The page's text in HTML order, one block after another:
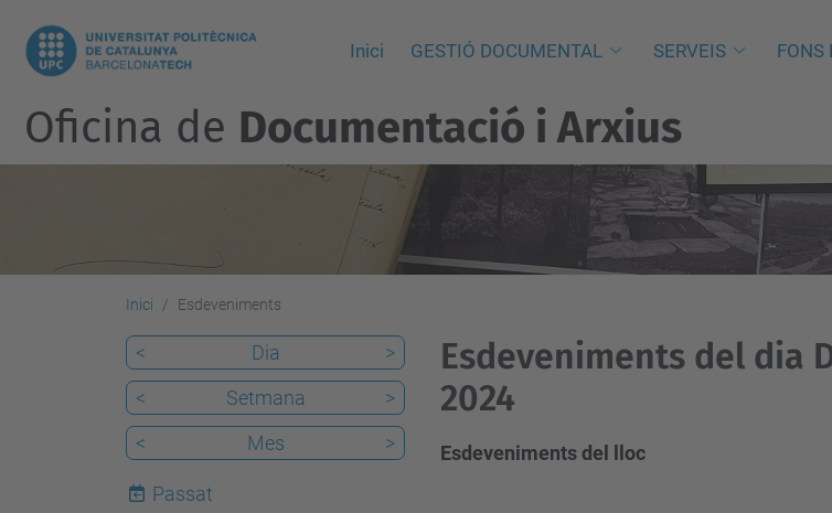
Inici GESTIÓ DOCUMENTAL SERVEIS FONS
Oficina de Documentació i Arxius
Inici Esdeveniments
Esdeveniments del dia
2024
Esdeveniments del lloc
< Dia
>
<
Setmana
>
<
Mes >
Passat